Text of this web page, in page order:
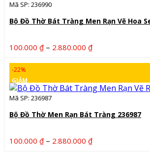
Mã SP: 236990
Bộ Đồ Thờ Bát Tràng Men Rạn Vẽ Hoa
100.000 ₫ – 2.880.000 ₫Khoảng
đến
-22%
GIẢM
Mã SP: 236987
Bộ Đồ Thờ Men Rạn Bát Tràng 236987
100.000 ₫ – 2.880.000 ₫Khoảng